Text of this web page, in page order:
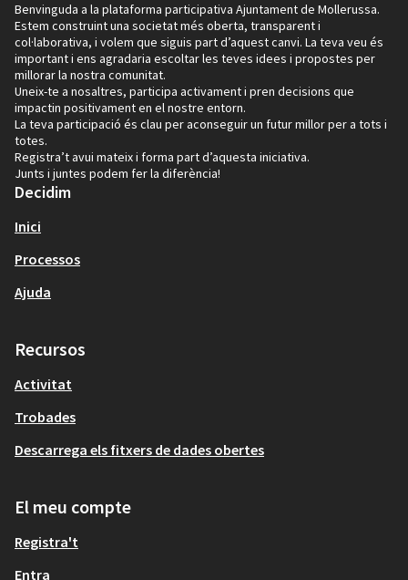
Benvinguda a la plataforma participativa Ajuntament de Mollerussa.
Estem construint una societat més oberta, transparent i
col·laborativa, i volem que siguis part d’aquest canvi. La teva veu és
important i ens agradaria escoltar les teves idees i propostes per
millorar la nostra comunitat.
Uneix-te a nosaltres, participa activament i pren decisions que
impactin positivament en el nostre entorn.
La teva participació és clau per aconseguir un futur millor per a tots i
totes.
Registra’t avui mateix i forma part d’aquesta iniciativa.
Junts i juntes podem fer la diferència!
Decidim
Inici
Processos
Ajuda
Recursos
Activitat
Trobades
Descarrega els fitxers de dades obertes
El meu compte
Registra't
Entra